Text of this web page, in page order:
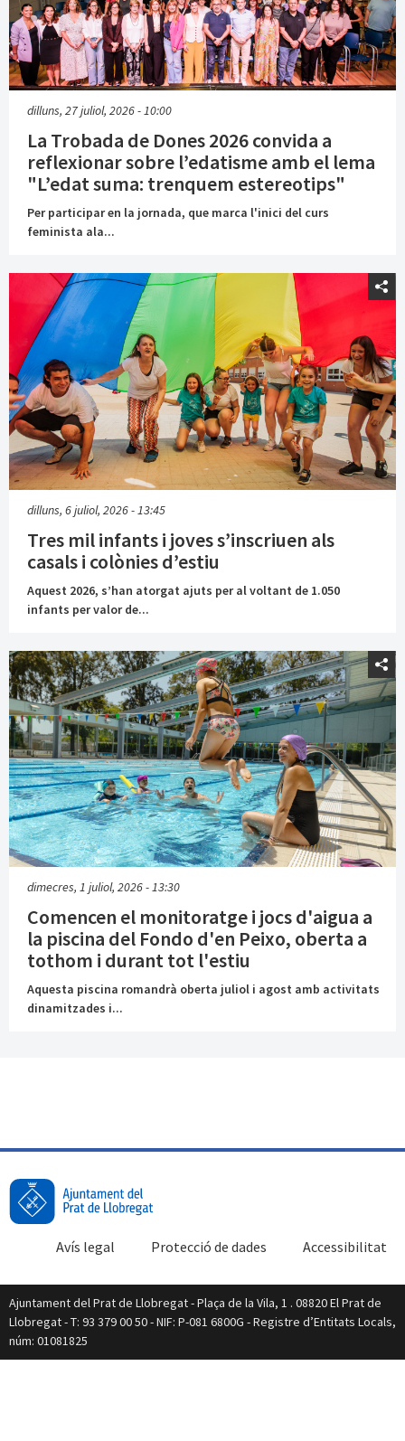
dilluns, 27 juliol, 2026 - 10:00
La Trobada de Dones 2026 convida a
reflexionar sobre l’edatisme amb el lema
"L’edat suma: trenquem estereotips"
Per participar en la jornada, que marca l'inici del curs
feminista ala...
dilluns, 6 juliol, 2026 - 13:45
Tres mil infants i joves s’inscriuen als
casals i colònies d’estiu
Aquest 2026, s’han atorgat ajuts per al voltant de 1.050
infants per valor de...
dimecres, 1 juliol, 2026 - 13:30
Comencen el monitoratge i jocs d'aigua a
la piscina del Fondo d'en Peixo, oberta a
tothom i durant tot l'estiu
Aquesta piscina romandrà oberta juliol i agost amb activitats
dinamitzades i...
Accessibilitat
Protecció de dades
Avís legal
Ajuntament del Prat de Llobregat - Plaça de la Vila, 1 . 08820 El Prat de
Llobregat - T: 93 379 00 50 - NIF: P-081 6800G - Registre d’Entitats Locals,
núm: 01081825